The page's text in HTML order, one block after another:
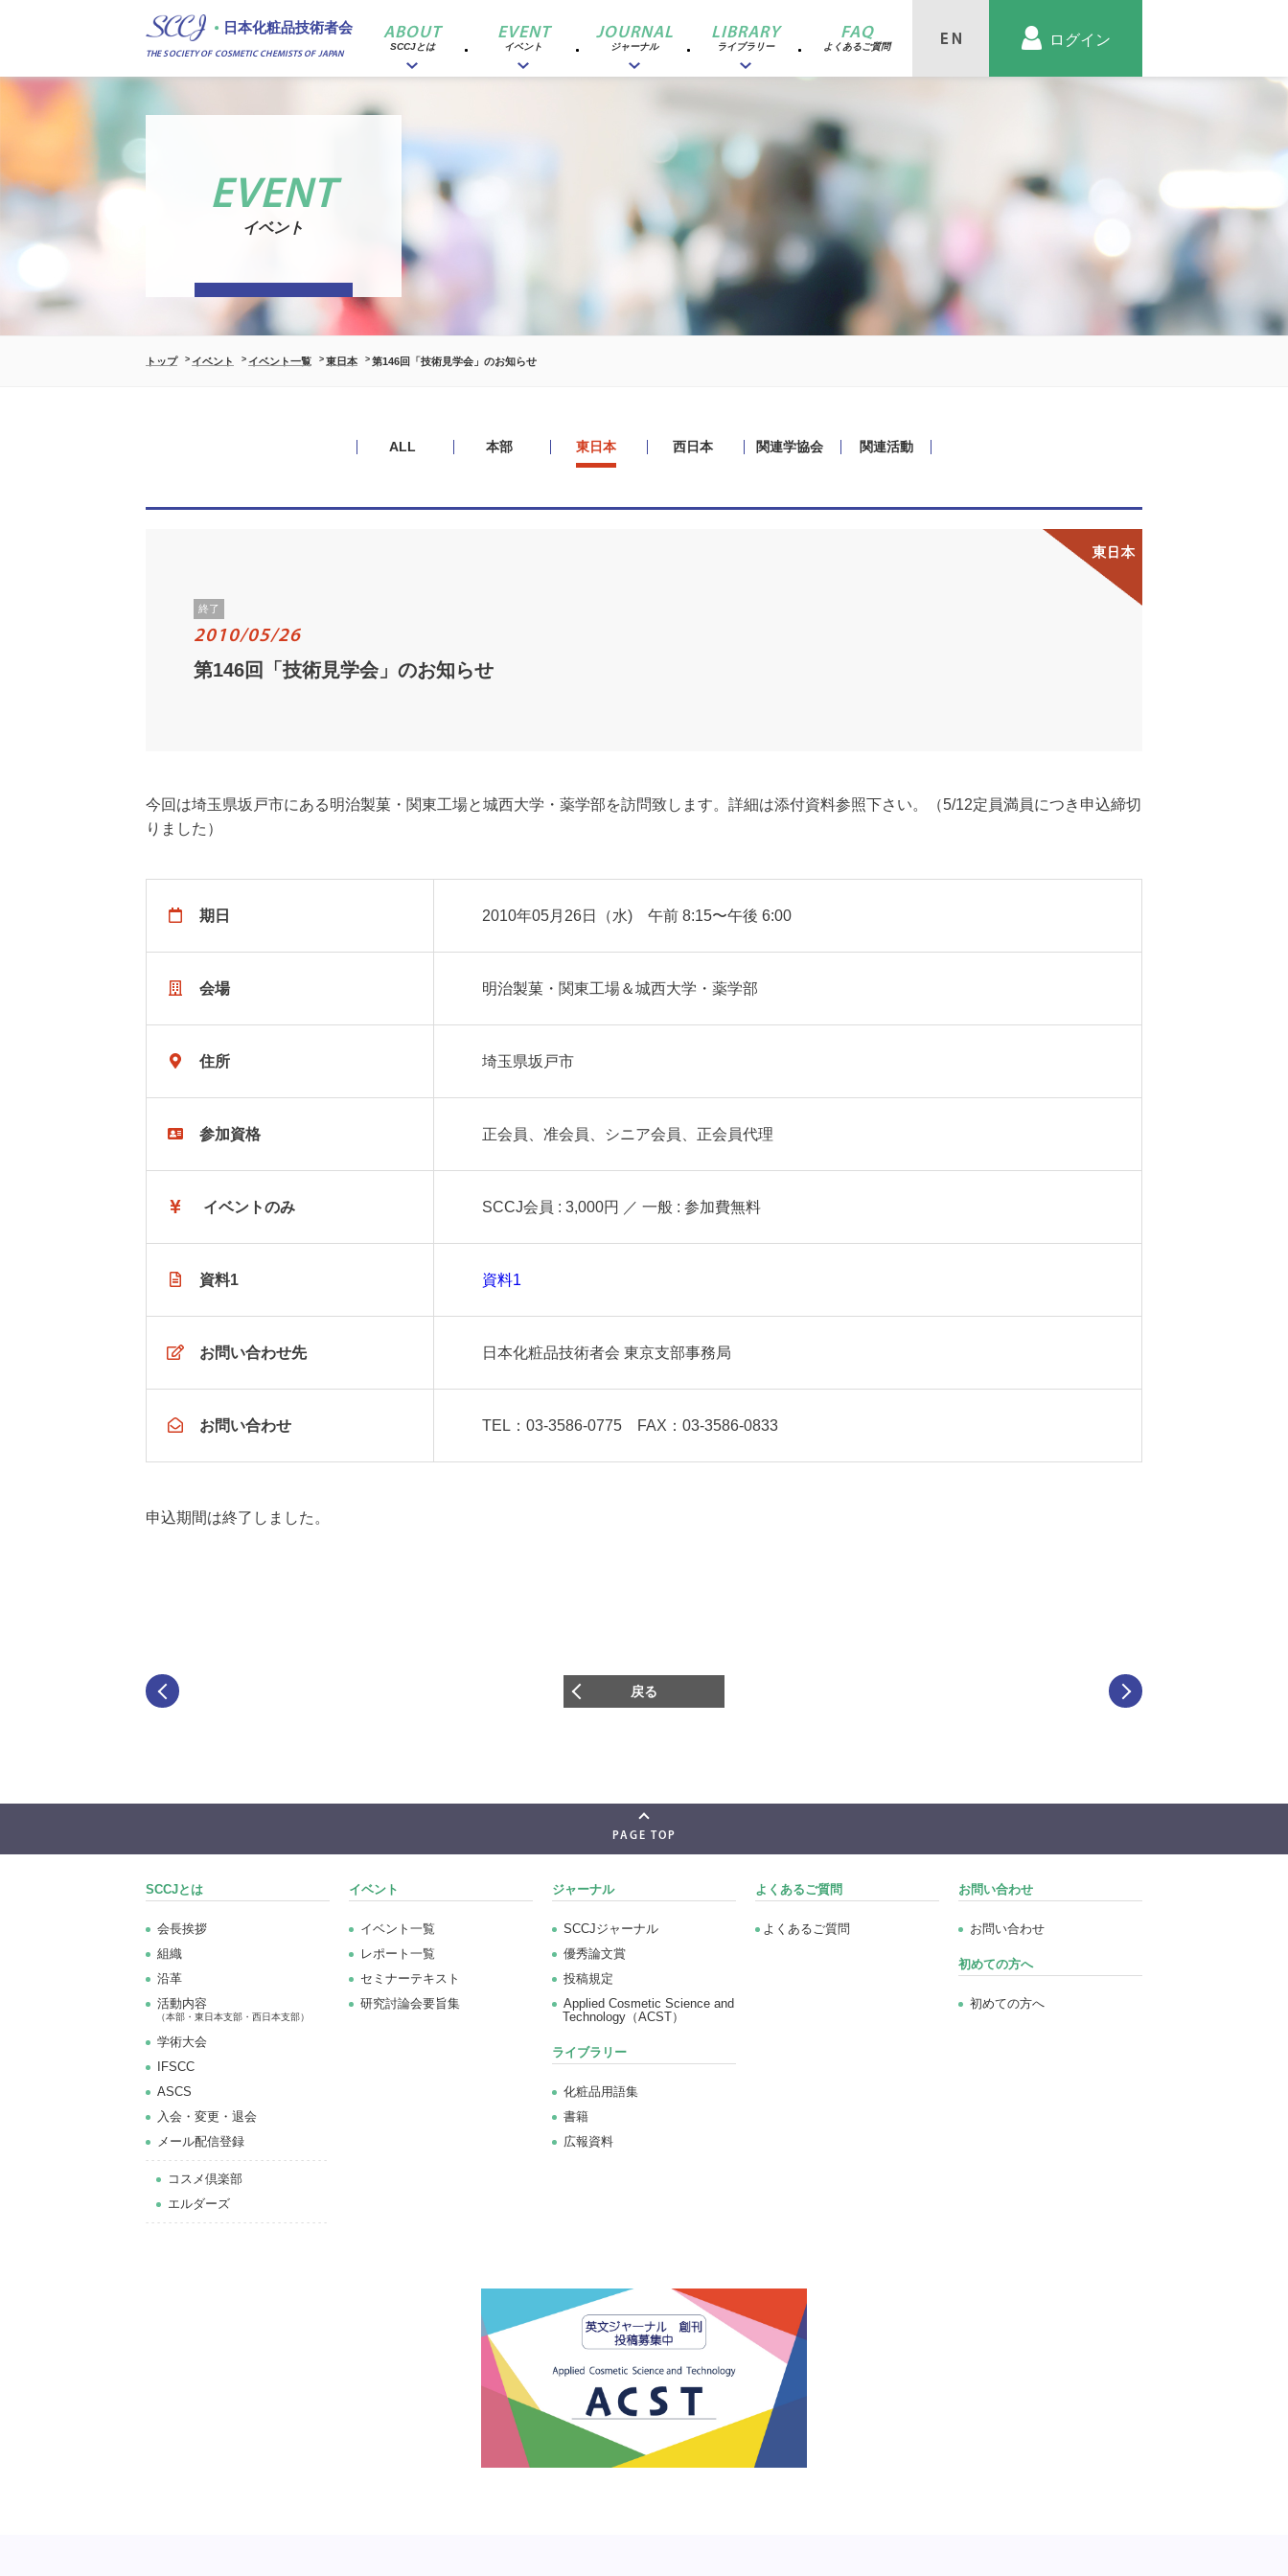
日本化粧品技術者会
THE SOCIETY OF COSMETIC CHEMISTS OF JAPAN
ログイン
ABOUT
SCCJとは
EVENT
イベント
JOURNAL
ジャーナル
LIBRARY
ライブラリー
FAQ
よくあるご質問
EVENT
イベント
トップ イベント イベント一覧 東日本 第146回「技術見学会」のお知らせ
ALL 本部 東日本 西日本 関連学協会 関連活動
終了
2010/05/26
第146回「技術見学会」のお知らせ
今回は埼玉県坂戸市にある明治製菓・関東工場と城西大学・薬学部を訪問致します。詳細は添付資料参照下さい。（5/12定員満員につき申込締切
りました）
期日 2010年05月26日（水) 午前 8:15〜午後 6:00
会場 明治製菓・関東工場＆城西大学・薬学部
住所 埼玉県坂戸市
参加資格 正会員、准会員、シニア会員、正会員代理
イベントのみ SCCJ会員 : 3,000円 ／ 一般 : 参加費無料
資料1 資料1
お問い合わせ先 日本化粧品技術者会 東京支部事務局
お問い合わせ TEL：03-3586-0775 FAX：03-3586-0833
申込期間は終了しました。
戻る
PAGE TOP
SCCJとは
会長挨拶
組織
沿革
活動内容
（本部・東日本支部・西日本支部）
学術大会
IFSCC
ASCS
⼊会・変更・退会
メール配信登録
コスメ倶楽部
エルダーズ
イベント
イベント一覧
レポート一覧
セミナーテキスト
研究討論会要旨集
ジャーナル
SCCJジャーナル
優秀論文賞
投稿規定
Applied Cosmetic Science and
Technology（ACST）
ライブラリー
化粧品用語集
書籍
広報資料
よくあるご質問
よくあるご質問
お問い合わせ
お問い合わせ
初めての方へ
初めての方へ